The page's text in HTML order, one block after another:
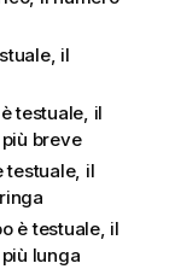
il
testuale, il
breve
testuale, il
è testuale, il
lunga